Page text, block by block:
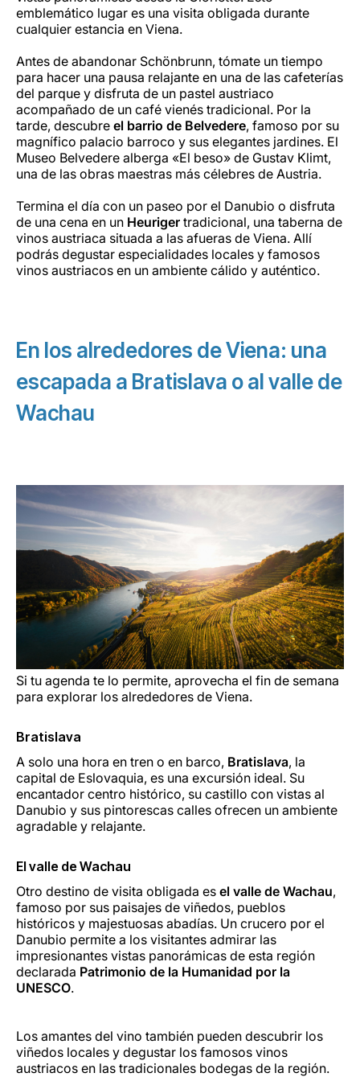
emblemático lugar es una visita obligada durante
cualquier estancia en Viena.
Antes de abandonar Schönbrunn, tómate un tiempo
para hacer una pausa relajante en una de las cafeterías
del parque y disfruta de un pastel austriaco
acompañado de un café vienés tradicional. Por la
tarde, descubre el barrio de Belvedere, famoso por su
magnífico palacio barroco y sus elegantes jardines. El
Museo Belvedere alberga «El beso» de Gustav Klimt,
una de las obras maestras más célebres de Austria.
Termina el día con un paseo por el Danubio o disfruta
de una cena en un Heuriger tradicional, una taberna de
vinos austriaca situada a las afueras de Viena. Allí
podrás degustar especialidades locales y famosos
vinos austriacos en un ambiente cálido y auténtico.
En los alrededores de Viena: una
escapada a Bratislava o al valle de
Wachau
Si tu agenda te lo permite, aprovecha el fin de semana
para explorar los alrededores de Viena.
Bratislava
A solo una hora en tren o en barco, Bratislava, la
capital de Eslovaquia, es una excursión ideal. Su
encantador centro histórico, su castillo con vistas al
Danubio y sus pintorescas calles ofrecen un ambiente
agradable y relajante.
El valle de Wachau
Otro destino de visita obligada es el valle de Wachau,
famoso por sus paisajes de viñedos, pueblos
históricos y majestuosas abadías. Un crucero por el
Danubio permite a los visitantes admirar las
impresionantes vistas panorámicas de esta región
declarada Patrimonio de la Humanidad por la
UNESCO.
Los amantes del vino también pueden descubrir los
viñedos locales y degustar los famosos vinos
austriacos en las tradicionales bodegas de la región.